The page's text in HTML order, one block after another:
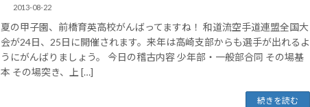
2013-08-22
夏の甲子園、前橋育英高校がんばってますね！ 和道流空手道連盟全国大
会が24日、25日に開催されます。来年は高崎支部からも選手が出れるよ
うにがんばりましょう。 今日の稽古内容 少年部・一般部合同 その場基
本 その場突き、上 […]
続きを読む